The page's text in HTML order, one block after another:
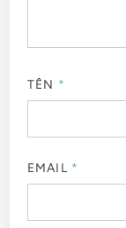
TÊN *
EMAIL *